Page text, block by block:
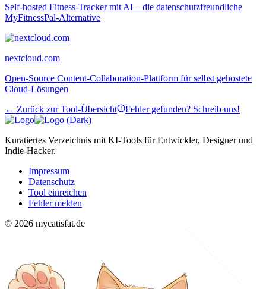
Self-hosted Fitness-Tracker mit AI – die datenschutzfreundliche
MyFitnessPal-Alternative
nextcloud.com
Open-Source Content-Collaboration-Plattform für selbst gehostete
Cloud-Lösungen
← Zurück zur Tool-Übersicht
Fehler gefunden? Schreib uns!
Kuratiertes Verzeichnis mit KI-Tools für Entwickler, Designer und
Indie-Hacker.
Impressum
Datenschutz
Tool einreichen
Fehler melden
© 2026 mycatisfat.de